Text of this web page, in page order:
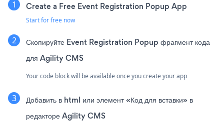
Create a Free Event Registration Popup App
Start for free now
Скопируйте Event Registration Popup фрагмент кода
для Agility CMS
Your code block will be available once you create your app
Добавить в html или элемент «Код для вставки» в
редакторе Agility CMS